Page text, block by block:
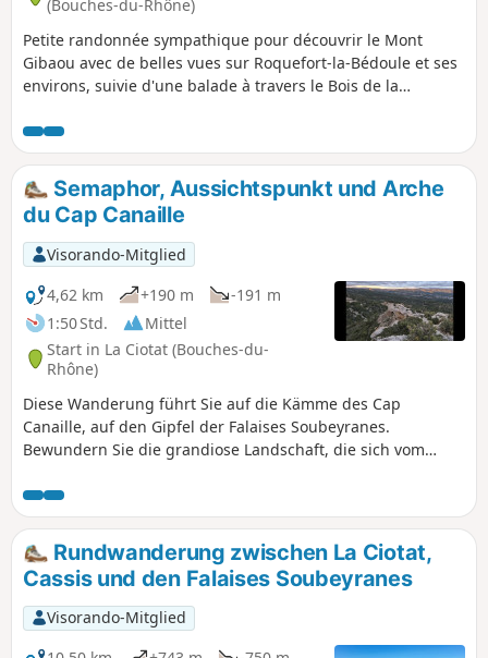
(Bouches-du-Rhône)
Petite randonnée sympathique pour découvrir le Mont
Gibaou avec de belles vues sur Roquefort-la-Bédoule et ses
environs, suivie d'une balade à travers le Bois de la
Semaphor, Aussichtspunkt und Arche
du Cap Canaille
Visorando-Mitglied
4,62 km
+190 m
-191 m
1:50 Std.
Mittel
Start in La Ciotat (Bouches-du-
Rhône)
Diese Wanderung führt Sie auf die Kämme des Cap
Canaille, auf den Gipfel der Falaises Soubeyranes.
Bewundern Sie die grandiose Landschaft, die sich vom
Osten erstreckt, und die schönen Aussichtspunkte auf die
Calanques und La Ciotat. GPS wird dringend empfohlen.
Rundwanderung zwischen La Ciotat,
Cassis und den Falaises Soubeyranes
Visorando-Mitglied